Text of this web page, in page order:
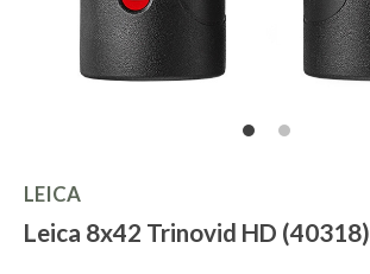
LEICA
Leica 8x42 Trinovid HD (40318)